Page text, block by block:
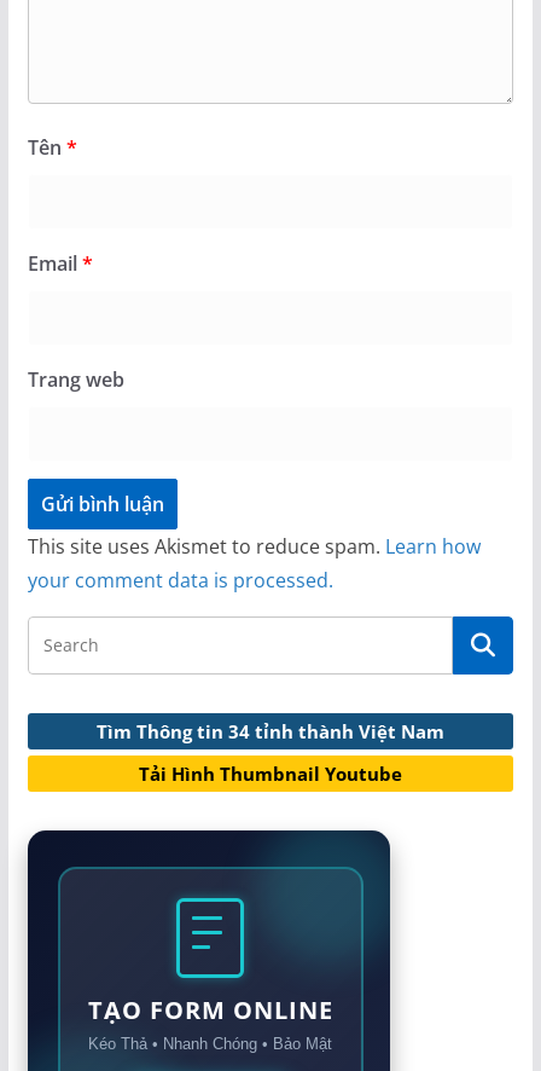
Tên *
Email*
Trang web
This site uses Akismet to reduce spam. Learn how
your comment data is processed.
Tìm Thông tin 34 tỉnh thành Việt Nam
Tải Hình Thumbnail Youtube
TẠO FORM ONLINE
Kéo Thả • Nhanh Chóng • Bảo Mật